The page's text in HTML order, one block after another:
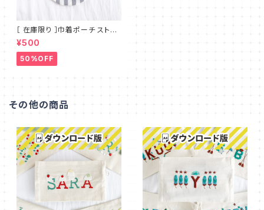
［ 在庫限り ］巾着ポーチ ストラ
イプ コロンと可愛い丸底 シンプ
ルで使いやすいマチのないフラッ
トタイプ MT_001
¥500
50%OFF
その他の商品